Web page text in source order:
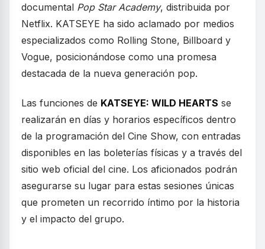
documental Pop Star Academy, distribuida por
Netflix. KATSEYE ha sido aclamado por medios
especializados como Rolling Stone, Billboard y
Vogue, posicionándose como una promesa
destacada de la nueva generación pop.
Las funciones de KATSEYE: WILD HEARTS se
realizarán en días y horarios específicos dentro
de la programación del Cine Show, con entradas
disponibles en las boleterías físicas y a través del
sitio web oficial del cine. Los aficionados podrán
asegurarse su lugar para estas sesiones únicas
que prometen un recorrido íntimo por la historia
y el impacto del grupo.